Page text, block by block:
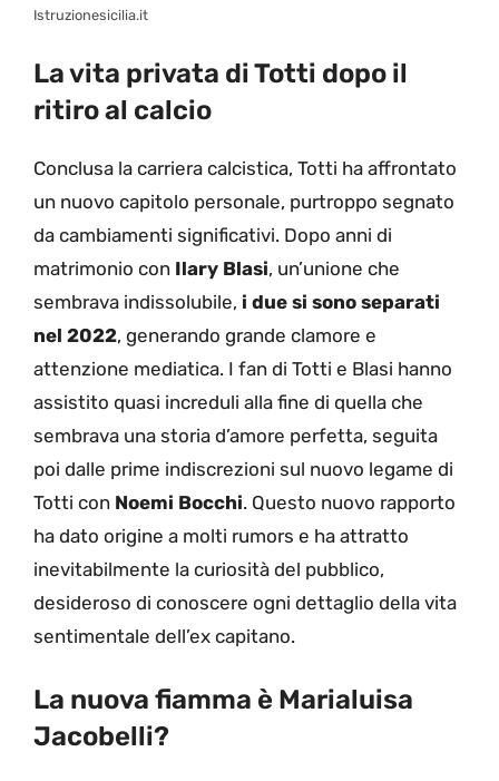
Istruzionesicilia.it
La vita privata di Totti dopo il
ritiro al calcio
Conclusa la carriera calcistica, Totti ha affrontato
un nuovo capitolo personale, purtroppo segnato
da cambiamenti significativi. Dopo anni di
matrimonio con Ilary Blasi, un’unione che
sembrava indissolubile, i due si sono separati
nel 2022, generando grande clamore e
attenzione mediatica. I fan di Totti e Blasi hanno
assistito quasi increduli alla fine di quella che
sembrava una storia d’amore perfetta, seguita
poi dalle prime indiscrezioni sul nuovo legame di
Totti con Noemi Bocchi. Questo nuovo rapporto
ha dato origine a molti rumors e ha attratto
inevitabilmente la curiosità del pubblico,
desideroso di conoscere ogni dettaglio della vita
sentimentale dell’ex capitano.
La nuova fiamma è Marialuisa
Jacobelli?